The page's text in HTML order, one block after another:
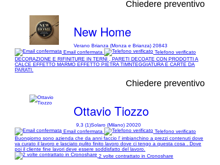
Chiedere preventivo
New Home
Verano Brianza (Monza e Brianza) 20843
Email confermata
Telefono verificato
DECORAZIONE E RIFINITURE IN TERNI , PARETI DECOATE CON PRODOTTI A
CALCE EFFETTO MARMO EFFETTO PIETRA TIMNTEGGIATURA E CARTE DA
PARATI.
Chiedere preventivo
Ottavio Tiozzo
9,3 (1)Solaro (Milano) 20020
Email confermata
Telefono verificato
Buongiorno sono azienda che da anni faccio l' imbianchino a prezzi contenuti dove
va curato il lavoro e lasciato pulito finito lavoro dove ci tengo a questa cosa . Dove
poi il cliente fine lavori deve essere soddisfatto del lavoro.
2 volte contrattato in Cronoshare